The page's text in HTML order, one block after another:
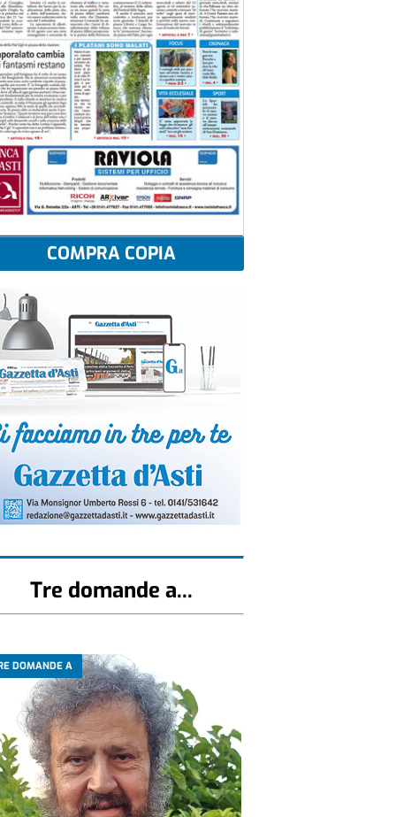
COMPRA COPIA
Tre domande a...
DOMANDE A